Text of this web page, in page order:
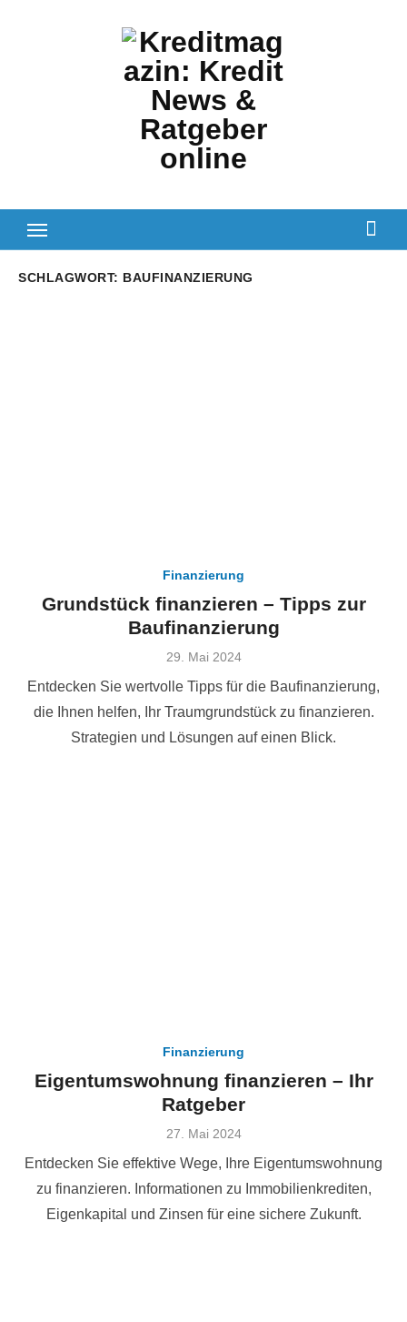
SCHLAGWORT: BAUFINANZIERUNG
Finanzierung
Grundstück finanzieren – Tipps zur
Baufinanzierung
Veröffentlicht
29. Mai 2024
Entdecken Sie wertvolle Tipps für die Baufinanzierung,
die Ihnen helfen, Ihr Traumgrundstück zu finanzieren.
Strategien und Lösungen auf einen Blick.
Finanzierung
Eigentumswohnung finanzieren – Ihr
Ratgeber
Veröffentlicht
27. Mai 2024
Entdecken Sie effektive Wege, Ihre Eigentumswohnung
zu finanzieren. Informationen zu Immobilienkrediten,
Eigenkapital und Zinsen für eine sichere Zukunft.